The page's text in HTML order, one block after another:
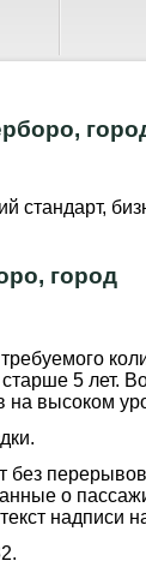
стандарт,
город
5 лет.
на высоком
без
о
надписи